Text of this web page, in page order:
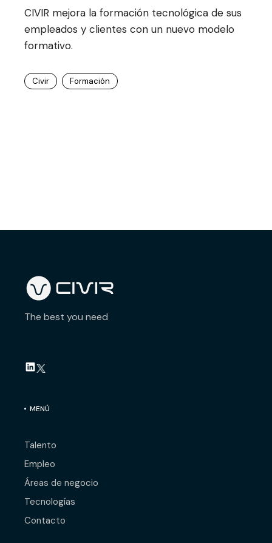
CIVIR mejora la formación tecnológica de sus
empleados y clientes con un nuevo modelo
formativo.
Civir Formación
The best you need
MENÚ
Talento
Empleo
Áreas de negocio
Tecnologías
Contacto